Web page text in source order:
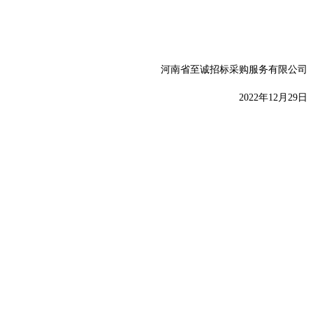
河南省至诚招标采购服务有限公司
2022年12月29日